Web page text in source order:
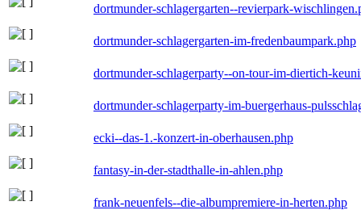
dortmunder-schlagergarten--revierpark-
dortmunder-schlagergarten-im-fredenbaumpark.php
dortmunder-schlagerparty--on-tour-im-diertich-
dortmunder-schlagerparty-im-buergerhaus-
ecki--das-1.-konzert-in-oberhausen.php
fantasy-in-der-stadthalle-in-ahlen.php
frank-neuenfels--die-albumpremiere-in-herten.php